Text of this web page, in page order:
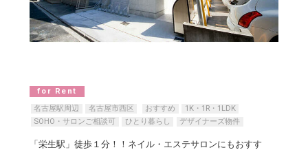
for Rent
名古屋駅周辺
名古屋市西区 おすすめ
1K・1R・1LDK
SOHO・サロンご相談可
ひとり暮らし デザイナーズ物件
「栄生駅」徒歩１分！！ネイル・エステサロンにもおすす